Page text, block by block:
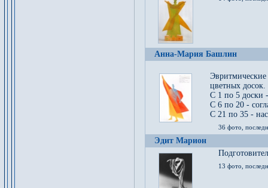
Анна-Мария Башлин
цветных досок.
С 1 по 5 доски
С 6 по 20 -
С 21 по 35 -
36 фото,
Эдит Марион
13 фото,